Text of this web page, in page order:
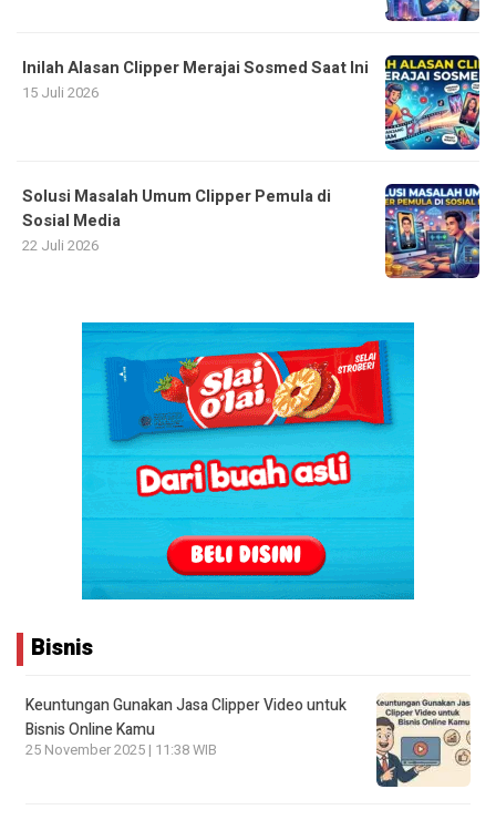
Inilah Alasan Clipper Merajai Sosmed Saat Ini
15 Juli 2026
Solusi Masalah Umum Clipper Pemula di
Sosial Media
22 Juli 2026
Bisnis
Keuntungan Gunakan Jasa Clipper Video untuk
Bisnis Online Kamu
25 November 2025 | 11:38 WIB